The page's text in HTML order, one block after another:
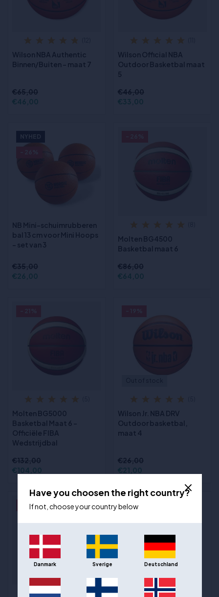
Wilson NBA Authentic
Binnen/Buiten - maat 7
€65,00
€46,00
Wilson Official NBA
Outdoor Basketbal maat
5
€46,00
€33,00
NYHED
NB Mini-schuimrubberen
bal 13 cm voor Mini Hoops
– set van 3
€35,00
€26,00
Molten BG4500
Basketbal maat 6
€86,00
€64,00
Molten BG5000
Basketbal Maat 6 -
Officiële FIBA
Wedstrijdbal
€132,00
€104,00
Wilson Jr. NBA DRV
Outdoor basketbal,
maat 4
€26,00
€21,00
- 18%
(5)
- 15%
Have you choosen the right country?
If not, choose your country below
Danmark Sverige Deutschland